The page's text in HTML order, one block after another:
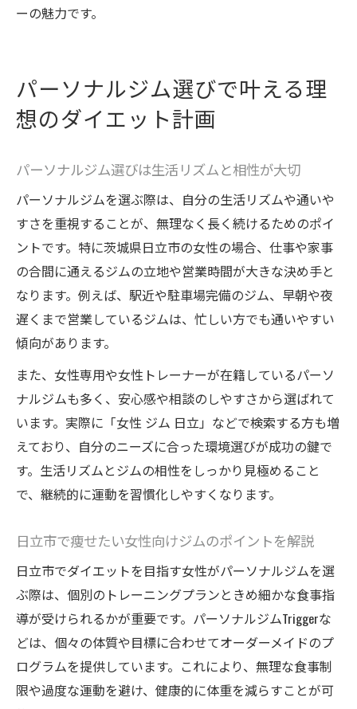
ーの魅力です。
パーソナルジム選びで叶える理
想のダイエット計画
パーソナルジム選びは生活リズムと相性が大切
パーソナルジムを選ぶ際は、自分の生活リズムや通いや
すさを重視することが、無理なく長く続けるためのポイ
ントです。特に茨城県日立市の女性の場合、仕事や家事
の合間に通えるジムの立地や営業時間が大きな決め手と
なります。例えば、駅近や駐車場完備のジム、早朝や夜
遅くまで営業しているジムは、忙しい方でも通いやすい
傾向があります。
また、女性専用や女性トレーナーが在籍しているパーソ
ナルジムも多く、安心感や相談のしやすさから選ばれて
います。実際に「女性 ジム 日立」などで検索する方も増
えており、自分のニーズに合った環境選びが成功の鍵で
す。生活リズムとジムの相性をしっかり見極めること
で、継続的に運動を習慣化しやすくなります。
日立市で痩せたい女性向けジムのポイントを解説
日立市でダイエットを目指す女性がパーソナルジムを選
ぶ際は、個別のトレーニングプランときめ細かな食事指
導が受けられるかが重要です。パーソナルジムTriggerな
どは、個々の体質や目標に合わせてオーダーメイドのプ
ログラムを提供しています。これにより、無理な食事制
限や過度な運動を避け、健康的に体重を減らすことが可